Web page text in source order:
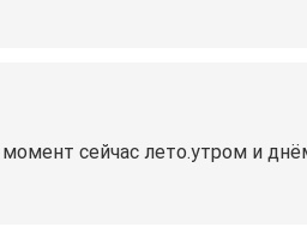
сейчас лето.утром и